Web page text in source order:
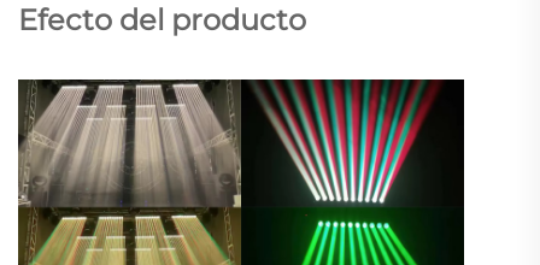
Efecto del producto